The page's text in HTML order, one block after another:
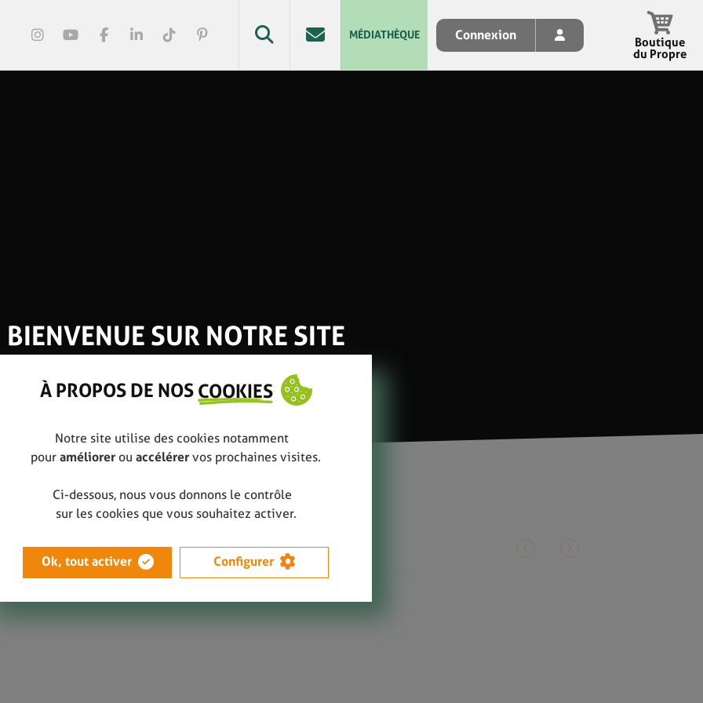
MÉDIATHÈQUE Connexion
Boutique
du Propre
de mire à la foire de Libramont Libramont
BIENVENUE SUR NOTRE SITE
À PROPOS DE NOS COOKIES
Notre site utilise des cookies notamment
pour améliorer ou accélérer vos prochaines visites.
Ci-dessous, nous vous donnons le contrôle
sur les cookies que vous souhaitez activer.
Ok, tout activer Configurer